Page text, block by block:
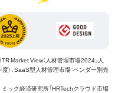
Market View：人材管理市場2024」人
）、SaaS型人材管理市場：ベンダー別売
ック経済研究所「HRTechクラウド市場